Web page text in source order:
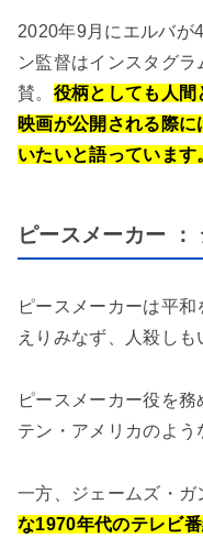
2020年9月にエルバが
ン監督はインスタグ
賛。 役柄としても人間
映画が公開される際
いたいと語っています
ピースメーカー ：
ピースメーカーは平
えりみなず、人殺し
ピースメーカー役を
テン・アメリカのよう
一方、ジェームズ・ガ
な1970年代のテレビ